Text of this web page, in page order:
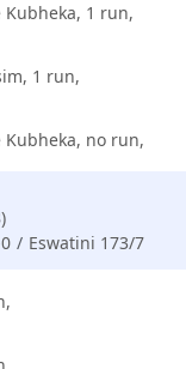
1 run,
1 run,
no run,
Eswatini 173/7